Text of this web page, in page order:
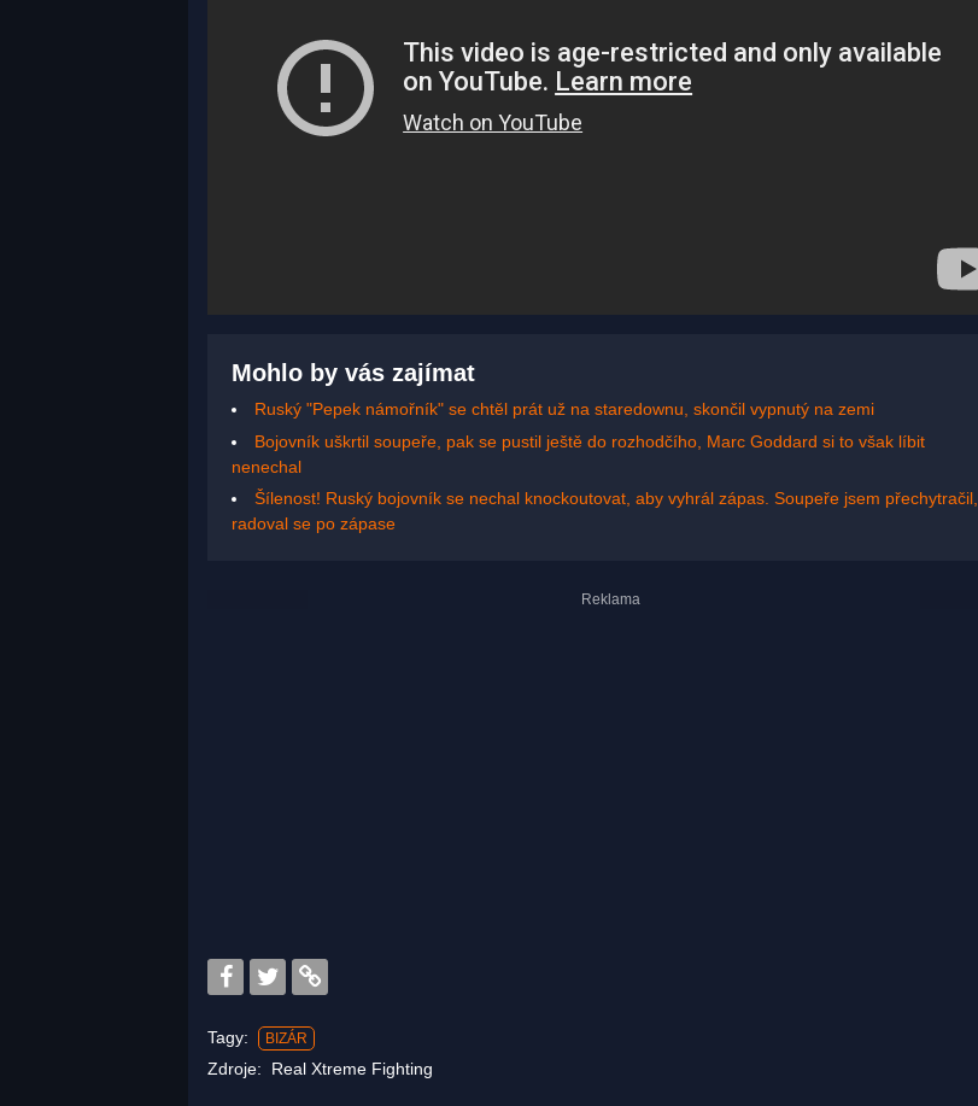
Mohlo by vás zajímat
Ruský "Pepek námořník" se chtěl prát už na staredownu, skončil vypnutý na zemi
Bojovník uškrtil soupeře, pak se pustil ještě do rozhodčího, Marc Goddard si to však líbit
nenechal
Šílenost! Ruský bojovník se nechal knockoutovat, aby vyhrál zápas. Soupeře jsem přechytračil,
radoval se po zápase
Tagy: BIZÁR
Zdroje: Real Xtreme Fighting